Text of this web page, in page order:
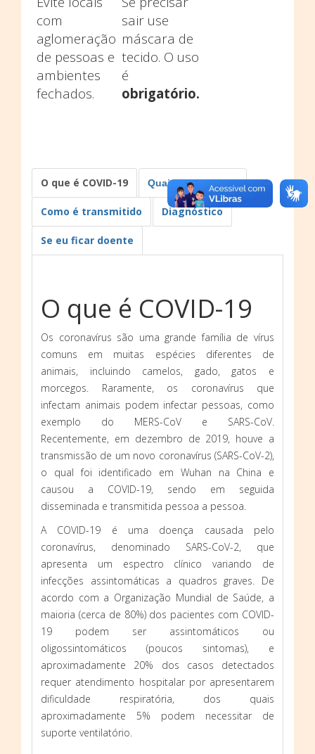
com
aglomeração
de pessoas e
ambientes
fechados.
sair use
máscara de
tecido. O uso
é
obrigatório.
O que é COVID-19 Quais os sintomas
Como é transmitido Diagnóstico
Se eu ficar doente
O que é COVID-19
Os coronavírus são uma grande família de vírus
comuns em muitas espécies diferentes de
animais, incluindo camelos, gado, gatos e
morcegos. Raramente, os coronavírus que
infectam animais podem infectar pessoas, como
exemplo do MERS-CoV e SARS-CoV.
Recentemente, em dezembro de 2019, houve a
transmissão de um novo coronavírus (SARS-CoV-2),
o qual foi identificado em Wuhan na China e
causou a COVID-19, sendo em seguida
disseminada e transmitida pessoa a pessoa.
A COVID-19 é uma doença causada pelo
coronavírus, denominado SARS-CoV-2, que
apresenta um espectro clínico variando de
infecções assintomáticas a quadros graves. De
acordo com a Organização Mundial de Saúde, a
maioria (cerca de 80%) dos pacientes com COVID-
19 podem ser assintomáticos ou
oligossintomáticos (poucos sintomas), e
aproximadamente 20% dos casos detectados
requer atendimento hospitalar por apresentarem
dificuldade respiratória, dos quais
aproximadamente 5% podem necessitar de
suporte ventilatório.